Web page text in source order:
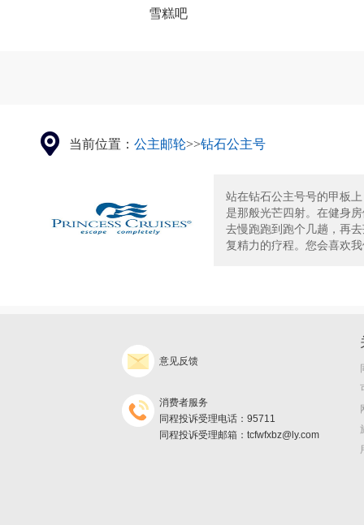
雪糕吧
当前位置： 公主邮轮>>钻石公主号
站在钻石公主号号的甲板
是那般光芒四射。在健身
去慢跑跑到跑个几趟，再去
复精力的疗程。您会喜欢
意见反馈
消费者服务
同程投诉受理电话：95711
同程投诉受理邮箱：tcfwfxbz@ly.com